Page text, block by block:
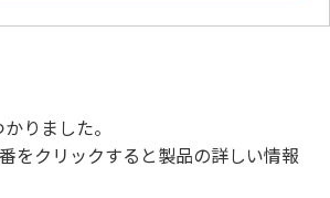
りました。
をクリックすると製品の詳しい情報